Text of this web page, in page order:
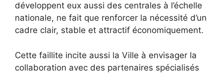
développent eux aussi des centrales à l’échelle
nationale, ne fait que renforcer la nécessité d’un
cadre clair, stable et attractif économiquement.
Cette faillite incite aussi la Ville à envisager la
collaboration avec des partenaires spécialisés